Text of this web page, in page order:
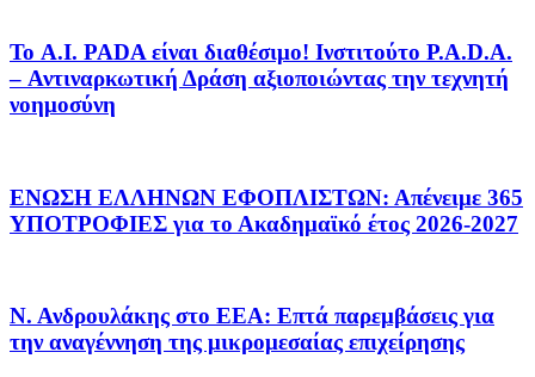
Το A.I. PADA είναι διαθέσιμο! Ινστιτούτο P.A.D.A.
– Αντιναρκωτική Δράση αξιοποιώντας την τεχνητή
νοημοσύνη
ΕΝΩΣΗ ΕΛΛΗΝΩΝ ΕΦΟΠΛΙΣΤΩΝ: Απένειμε 365
ΥΠΟΤΡΟΦΙΕΣ για το Ακαδημαϊκό έτος 2026-2027
Ν. Ανδρουλάκης στο ΕΕΑ: Επτά παρεμβάσεις για
την αναγέννηση της μικρομεσαίας επιχείρησης